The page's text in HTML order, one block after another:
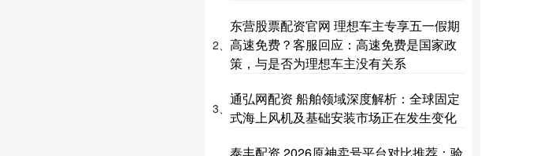
2、
东营股票配资官网 理想车主专享五一假期
高速免费？客服回应：高速免费是国家政
策，与是否为理想车主没有关系
3、
通弘网配资 船舶领域深度解析：全球固定
式海上风机及基础安装市场正在发生变化